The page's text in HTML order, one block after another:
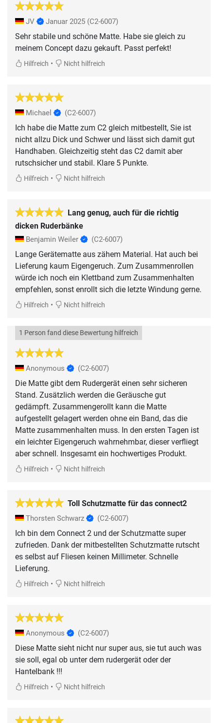
JV Januar 2025 (C2-6007)
Sehr stabile und schöne Matte. Habe sie gleich zu
meinem Concept dazu gekauft. Passt perfekt!
Hilfreich • Nicht hilfreich
Michael (C2-6007)
Ich habe die Matte zum C2 gleich mitbestellt, Sie ist
nicht allzu Dick und Schwer und lässt sich damit gut
Handhaben. Gleichzeitig steht das C2 damit aber
rutschsicher und stabil. Klare 5 Punkte.
Hilfreich • Nicht hilfreich
Lang genug, auch für die richtig
dicken Ruderbänke
Benjamin Weiler (C2-6007)
Lange Gerätematte aus zähem Material. Hat auch bei
Lieferung kaum Eigengeruch. Zum Zusammenrollen
würde ich noch ein Klettband zum Zusammenhalten
empfehlen, sonst enrollt sich die letzte Windung gerne.
Hilfreich • Nicht hilfreich
1 Person fand diese Bewertung hilfreich
Anonymous (C2-6007)
Die Matte gibt dem Rudergerät einen sehr sicheren
Stand. Zusätzlich werden die Geräusche gut
gedämpft. Zusammengerollt kann die Matte
aufgestellt gelagert werden ohne ein Band, das die
Matte zusammenhalten muss. In den ersten Tagen ist
ein leichter Eigengeruch wahrnehmbar, dieser verfliegt
aber schnell. Insgesamt ein hochwertiges Produkt.
Hilfreich • Nicht hilfreich
Toll Schutzmatte für das connect2
Thorsten Schwarz (C2-6007)
Ich bin dem Connect 2 und der Schutzmatte super
zufrieden. Dank der mitbestellten Schutzmatte rutscht
es selbst auf Fliesen keinen Millimeter. Schnelle
Lieferung.
Hilfreich • Nicht hilfreich
Anonymous (C2-6007)
Diese Matte sieht nicht nur super aus, sie tut auch was
sie soll, egal ob unter dem rudergerät oder der
Hantelbank !!!
Hilfreich • Nicht hilfreich